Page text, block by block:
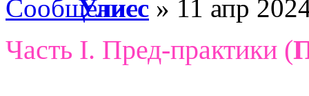
Улисс » 11 апр
Часть I. Пред-практики (